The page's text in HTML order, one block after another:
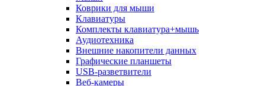
Коврики для мыши
Клавиатуры
Комплекты клавиатура+мышь
Аудиотехника
Внешние накопители данных
Графические планшеты
USB-разветвители
Веб-камеры